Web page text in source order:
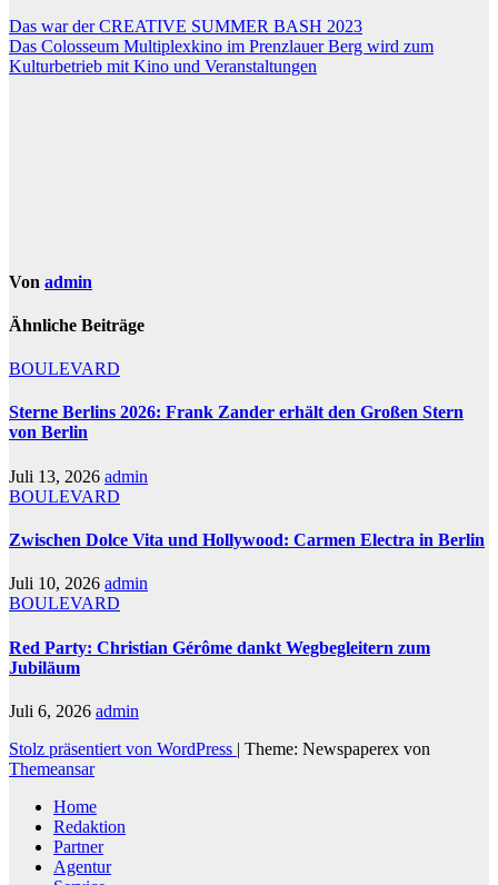
Beitragsnavigation
Das war der CREATIVE SUMMER BASH 2023
Das Colosseum Multiplexkino im Prenzlauer Berg wird zum
Kulturbetrieb mit Kino und Veranstaltungen
Von admin
Ähnliche Beiträge
BOULEVARD
Sterne Berlins 2026: Frank Zander erhält den Großen Stern
von Berlin
Juli 13, 2026 admin
BOULEVARD
Zwischen Dolce Vita und Hollywood: Carmen Electra in Berlin
Juli 10, 2026 admin
BOULEVARD
Red Party: Christian Gérôme dankt Wegbegleitern zum
Jubiläum
Juli 6, 2026 admin
Stolz präsentiert von WordPress | Theme: Newspaperex von
Themeansar
Home
Redaktion
Partner
Agentur